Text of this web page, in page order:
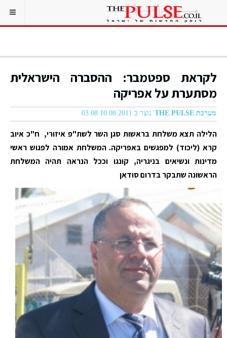
לקראת ספטמבר: ההסברה הישראלית
מסתערת על אפריקה
מערכת THE PULSE נוצר ב 10.08.2011 03:08
הלילה תצא משלחת בראשות סגן השר לשת"פ איזורי, ח"כ איוב
קרא (ליכוד) למפגשים באפריקה. המשלחת אמורה לפגוש ראשי
מדינות ונשיאים בניגריה, קונגו וככל הנראה תהיה המשלחת
הראשונה שתבקר בדרום סודאן